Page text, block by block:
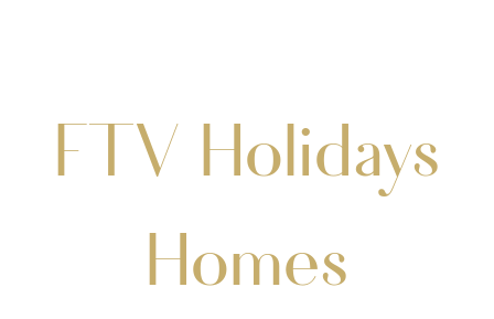
FTV Holidays
Homes